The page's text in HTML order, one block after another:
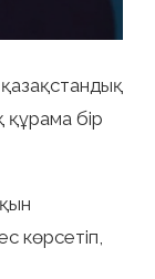
қазақстандық
құрама бір
көрсетіп,